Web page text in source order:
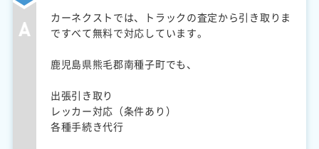
カーネクストでは、トラックの査定から引き取りま
ですべて無料で対応しています。
鹿児島県熊毛郡南種子町でも、
出張引き取り
レッカー対応（条件あり）
各種手続き代行